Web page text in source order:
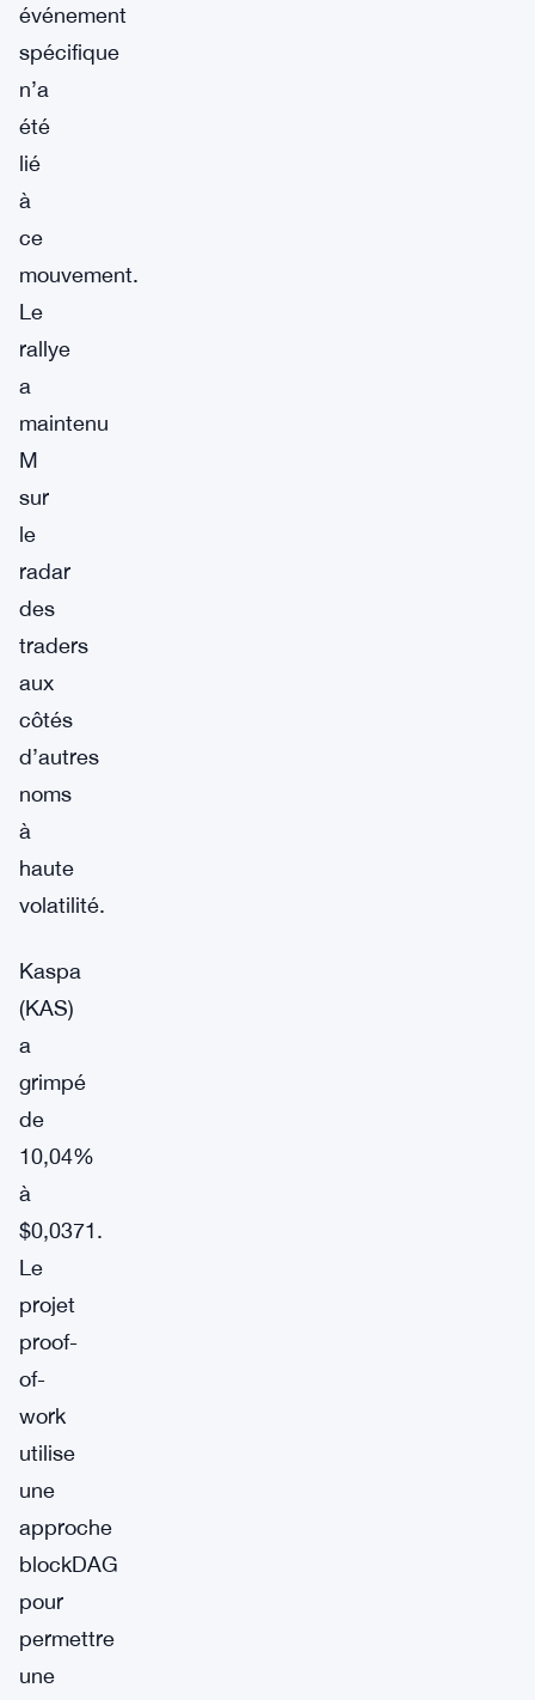
événement
spécifique
n’a
été
lié
à
ce
mouvement.
Le
rallye
a
maintenu
M
sur
le
radar
des
traders
aux
côtés
d’autres
noms
à
haute
volatilité.
Kaspa
(KAS)
a
grimpé
de
10,04%
à
$0,0371.
Le
projet
proof-
of-
work
utilise
une
approche
blockDAG
pour
permettre
une